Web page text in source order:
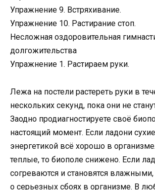
Упражнение 9. Встряхивание.
Упражнение 10. Растирание стоп.
Несложная оздоровительная
долгожительства
Упражнение 1. Растираем руки.
Лежа на постели растереть руки в
нескольких секунд, пока они не
Заодно продиагностируете своё
настоящий момент. Если ладони
энергетикой всё хорошо в
теплые, то биополе снижено. Если
согреваются и становятся влажными,
о серьезных сбоях в организме. В